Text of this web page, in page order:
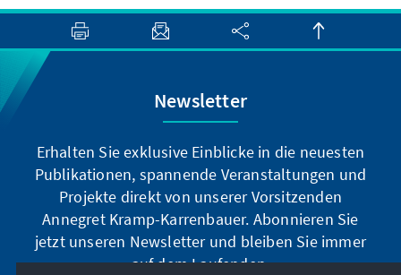
Newsletter
Erhalten Sie exklusive Einblicke in die neuesten
Publikationen, spannende Veranstaltungen und
Projekte direkt von unserer Vorsitzenden
Annegret Kramp-Karrenbauer. Abonnieren Sie
jetzt unseren Newsletter und bleiben Sie immer
auf dem Laufenden.